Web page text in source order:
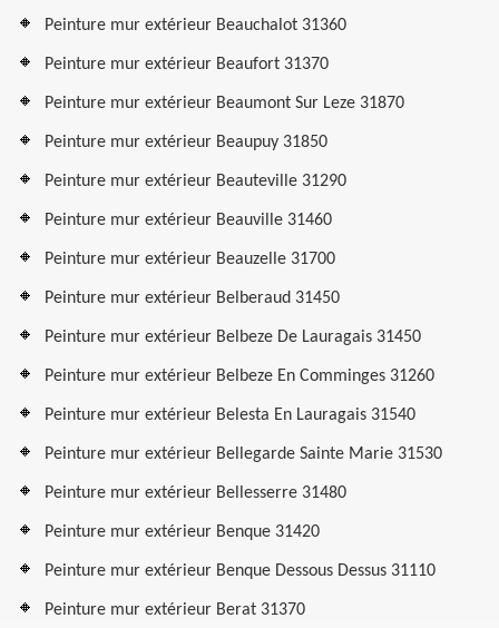
Peinture mur extérieur Beauchalot 31360
Peinture mur extérieur Beaufort 31370
Peinture mur extérieur Beaumont Sur Leze 31870
Peinture mur extérieur Beaupuy 31850
Peinture mur extérieur Beauteville 31290
Peinture mur extérieur Beauville 31460
Peinture mur extérieur Beauzelle 31700
Peinture mur extérieur Belberaud 31450
Peinture mur extérieur Belbeze De Lauragais 31450
Peinture mur extérieur Belbeze En Comminges 31260
Peinture mur extérieur Belesta En Lauragais 31540
Peinture mur extérieur Bellegarde Sainte Marie 31530
Peinture mur extérieur Bellesserre 31480
Peinture mur extérieur Benque 31420
Peinture mur extérieur Benque Dessous Dessus 31110
Peinture mur extérieur Berat 31370